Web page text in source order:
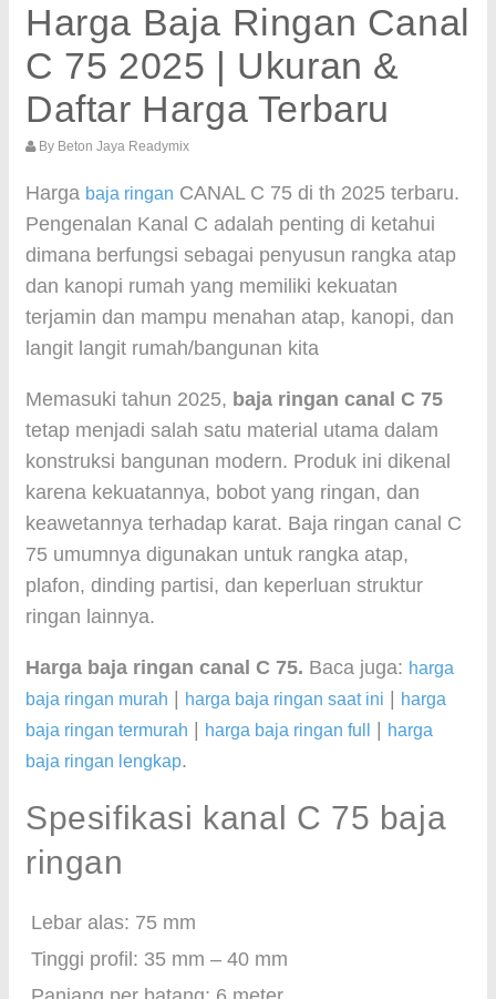
Harga Baja Ringan Canal
C 75 2025 | Ukuran &
Daftar Harga Terbaru
By Beton Jaya Readymix
Harga baja ringan CANAL C 75 di th 2025 terbaru.
Pengenalan Kanal C adalah penting di ketahui
dimana berfungsi sebagai penyusun rangka atap
dan kanopi rumah yang memiliki kekuatan
terjamin dan mampu menahan atap, kanopi, dan
langit langit rumah/bangunan kita
Memasuki tahun 2025, baja ringan canal C 75
tetap menjadi salah satu material utama dalam
konstruksi bangunan modern. Produk ini dikenal
karena kekuatannya, bobot yang ringan, dan
keawetannya terhadap karat. Baja ringan canal C
75 umumnya digunakan untuk rangka atap,
plafon, dinding partisi, dan keperluan struktur
ringan lainnya.
Harga baja ringan canal C 75. Baca juga: harga
baja ringan murah
harga baja ringan saat ini
harga
baja ringan termurah
harga baja ringan full
harga
baja ringan lengkap.
Spesifikasi kanal C 75 baja
ringan
Lebar alas: 75 mm
Tinggi profil: 35 mm – 40 mm